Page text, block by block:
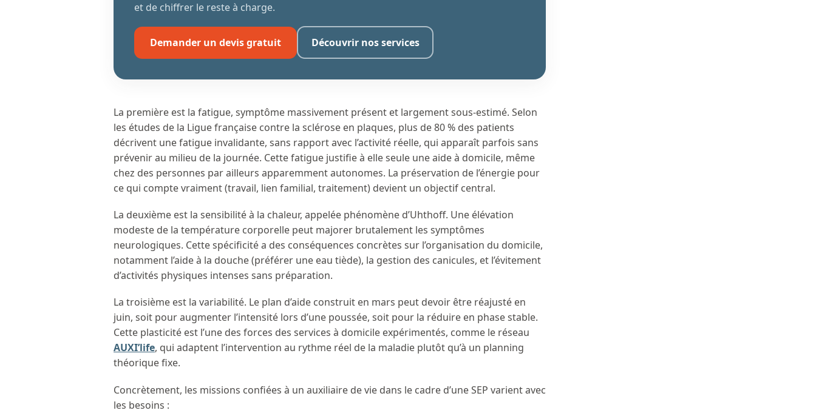
et de chiffrer le reste à charge.
Demander un devis gratuit Découvrir nos services
La première est la fatigue, symptôme massivement présent et largement sous-estimé. Selon
les études de la Ligue française contre la sclérose en plaques, plus de 80 % des patients
décrivent une fatigue invalidante, sans rapport avec l’activité réelle, qui apparaît parfois sans
prévenir au milieu de la journée. Cette fatigue justifie à elle seule une aide à domicile, même
chez des personnes par ailleurs apparemment autonomes. La préservation de l’énergie pour
ce qui compte vraiment (travail, lien familial, traitement) devient un objectif central.
La deuxième est la sensibilité à la chaleur, appelée phénomène d’Uhthoff. Une élévation
modeste de la température corporelle peut majorer brutalement les symptômes
neurologiques. Cette spécificité a des conséquences concrètes sur l’organisation du domicile,
notamment l’aide à la douche (préférer une eau tiède), la gestion des canicules, et l’évitement
d’activités physiques intenses sans préparation.
La troisième est la variabilité. Le plan d’aide construit en mars peut devoir être réajusté en
juin, soit pour augmenter l’intensité lors d’une poussée, soit pour la réduire en phase stable.
Cette plasticité est l’une des forces des services à domicile expérimentés, comme le réseau
AUXI’life, qui adaptent l’intervention au rythme réel de la maladie plutôt qu’à un planning
théorique fixe.
Concrètement, les missions confiées à un auxiliaire de vie dans le cadre d’une SEP varient avec
les besoins :